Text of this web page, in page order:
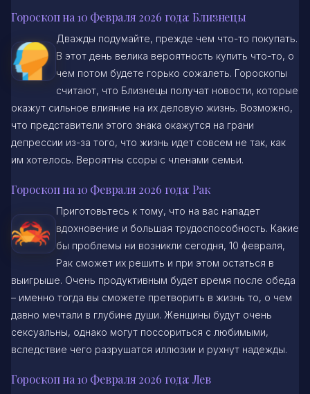
Гороскоп на 10 Февраля 2026 года: Близнецы
Дважды подумайте, прежде чем что-то покупать.
В этот день велика вероятность купить что-то, о
чем потом будете горько сожалеть. Гороскопы
считают, что Близнецы получат новости, которые
окажут сильное влияние на их деловую жизнь. Возможно,
что представители этого знака окажутся на грани
депрессии из-за того, что жизнь идет совсем не так, как
им хотелось. Вероятны ссоры с членами семьи.
Гороскоп на 10 Февраля 2026 года: Рак
Приготовьтесь к тому, что на вас нападет
вдохновение и большая трудоспособность. Какие
бы проблемы ни возникли сегодня, 10 февраля,
Рак сможет их решить и при этом остаться в
выигрыше. Очень продуктивным будет время после обеда
– именно тогда вы сможете претворить в жизнь то, о чем
давно мечтали в глубине души. Женщины будут очень
сексуальны, однако могут поссориться с любимыми,
вследствие чего разрушатся иллюзии и рухнут надежды.
Гороскоп на 10 Февраля 2026 года: Лев